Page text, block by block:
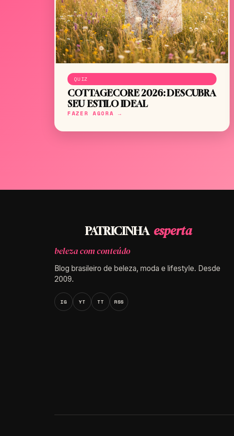
QUIZ
COTTAGECORE 2026: DESCUBRA
SEU ESTILO IDEAL
FAZER AGORA →
PATRICINHA esperta
beleza com conteúdo
Blog brasileiro de beleza, moda e lifestyle. Desde
2009.
IG YT TT RSS